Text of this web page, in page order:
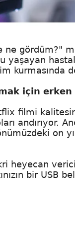
gördüm?"
yaşayan
kurmasında
için erken
filmi
andırıyor.
on
heyecan
bir USB